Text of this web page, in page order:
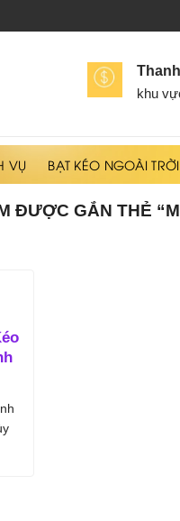
khu
VỤ BẠT KÉO NGOÀI TRỜI
ĐƯỢC GẮN THẺ